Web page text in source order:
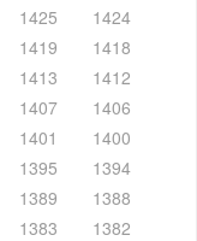
1425
1424
1419
1418
1413
1412
1407
1406
1401
1400
1395
1394
1389
1388
1383
1382